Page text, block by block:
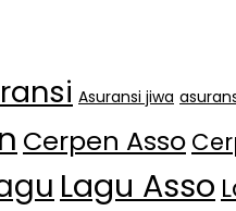
Asuransi jiwa
Cerpen Asso
Lagu Asso